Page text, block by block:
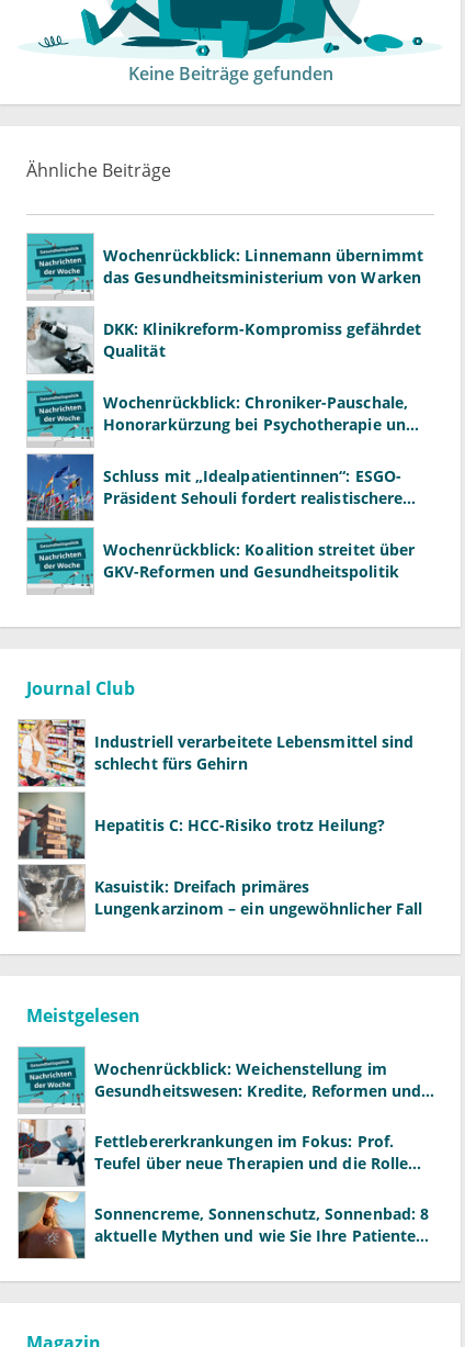
Keine Beiträge gefunden
Ähnliche Beiträge
Wochenrückblick: Linnemann übernimmt
das Gesundheitsministerium von Warken
DKK: Klinikreform-Kompromiss gefährdet
Qualität
Wochenrückblick: Chroniker-Pauschale,
Honorarkürzung bei Psychotherapie und
Schluss mit „Idealpatientinnen“: ESGO-
Präsident Sehouli fordert realistischere
Wochenrückblick: Koalition streitet über
GKV-Reformen und Gesundheitspolitik
Journal Club
Industriell verarbeitete Lebensmittel sind
schlecht fürs Gehirn
Hepatitis C: HCC-Risiko trotz Heilung?
Kasuistik: Dreifach primäres
Lungenkarzinom – ein ungewöhnlicher Fall
Meistgelesen
Wochenrückblick: Weichenstellung im
Gesundheitswesen: Kredite, Reformen und
Fettlebererkrankungen im Fokus: Prof.
Teufel über neue Therapien und die Rolle
Sonnencreme, Sonnenschutz, Sonnenbad: 8
aktuelle Mythen und wie Sie Ihre Patienten